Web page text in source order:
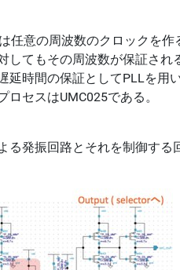
任意の周波数のクロックを
してもその周波数が保証され
延時間の保証としてPLLを用
セスはUMC025である。
る発振回路とそれを制御す